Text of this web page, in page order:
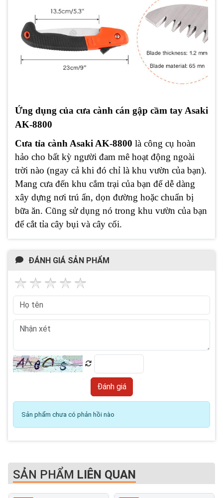
Ứng dụng của cưa cành cán gập cầm tay Asaki
AK-8800
Cưa tỉa cành Asaki AK-8800 là công cụ hoàn
hảo cho bất kỳ người đam mê hoạt động ngoài
trời nào (ngay cả khi đó chỉ là khu vườn của bạn).
Mang cưa đến khu cắm trại của bạn để dễ dàng
xây dựng nơi trú ẩn, dọn đường hoặc chuẩn bị
bữa ăn. Cũng sử dụng nó trong khu vườn của bạn
để cắt tỉa cây bụi và cây cối.
ĐÁNH GIÁ SẢN PHẨM
Sản phẩm chưa có phản hồi nào
SẢN PHẨM LIÊN QUAN